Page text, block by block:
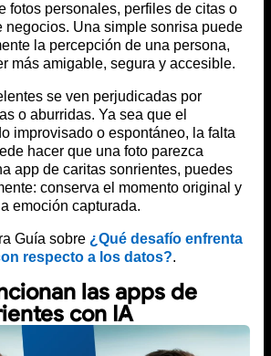
fotos personales, perfiles de citas o
negocios. Una simple sonrisa puede
la percepción de una persona,
más amigable, segura y accesible.
se ven perjudicadas por
o aburridas. Ya sea que el
improvisado o espontáneo, la falta
hacer que una foto parezca
app de caritas sonrientes, puedes
conserva el momento original y
emoción capturada.
Guía sobre ¿Qué desafío enfrenta
respecto a los datos?.
las apps de
con IA